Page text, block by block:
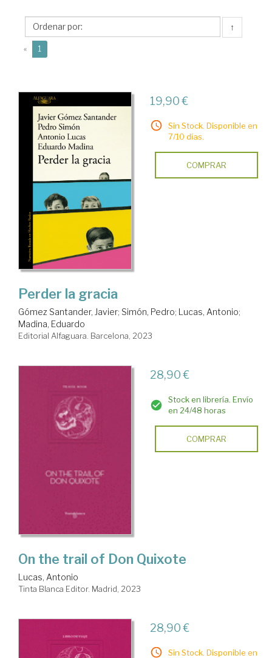
↑
« 1
19,90 €
Sin Stock. Disponible en
7/10 días.
COMPRAR
Perder la gracia
Gómez Santander, Javier; Simón, Pedro; Lucas, Antonio;
Madina, Eduardo
Editorial Alfaguara. Barcelona, 2023
28,90 €
Stock en librería. Envío
en 24/48 horas
COMPRAR
On the trail of Don Quixote
Lucas, Antonio
Tinta Blanca Editor. Madrid, 2023
28,90 €
Sin Stock. Disponible en